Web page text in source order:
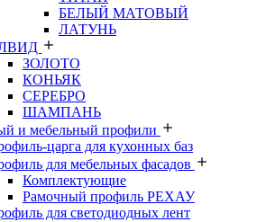
БЕЛЫЙ МАТОВЫЙ
ЛАТУНЬ
ЗОЛОТО
КОНЬЯК
СЕРЕБРО
ШАМПАНЬ
и мебельный профили
царга для кухонных баз
для мебельных фасадов
Комплектующие
Рамочный профиль РЕХАУ
для светодиодных лент